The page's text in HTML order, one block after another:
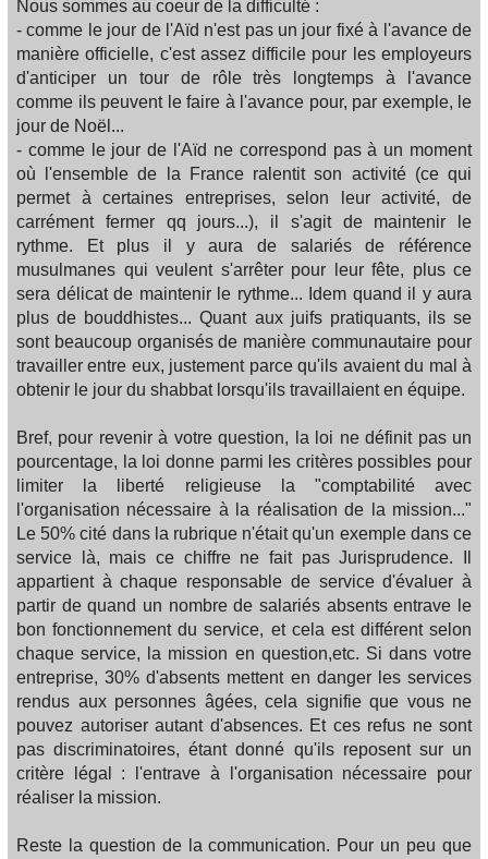
Nous sommes au coeur de la difficulté :
- comme le jour de l'Aïd n'est pas un jour fixé à l'avance de
manière officielle, c'est assez difficile pour les employeurs
d'anticiper un tour de rôle très longtemps à l'avance
comme ils peuvent le faire à l'avance pour, par exemple, le
jour de Noël...
- comme le jour de l'Aïd ne correspond pas à un moment
où l'ensemble de la France ralentit son activité (ce qui
permet à certaines entreprises, selon leur activité, de
carrément fermer qq jours...), il s'agit de maintenir le
rythme. Et plus il y aura de salariés de référence
musulmanes qui veulent s'arrêter pour leur fête, plus ce
sera délicat de maintenir le rythme... Idem quand il y aura
plus de bouddhistes... Quant aux juifs pratiquants, ils se
sont beaucoup organisés de manière communautaire pour
travailler entre eux, justement parce qu'ils avaient du mal à
obtenir le jour du shabbat lorsqu'ils travaillaient en équipe.
Bref, pour revenir à votre question, la loi ne définit pas un
pourcentage, la loi donne parmi les critères possibles pour
limiter la liberté religieuse la "comptabilité avec
l'organisation nécessaire à la réalisation de la mission..."
Le 50% cité dans la rubrique n'était qu'un exemple dans ce
service là, mais ce chiffre ne fait pas Jurisprudence. Il
appartient à chaque responsable de service d'évaluer à
partir de quand un nombre de salariés absents entrave le
bon fonctionnement du service, et cela est différent selon
chaque service, la mission en question,etc. Si dans votre
entreprise, 30% d'absents mettent en danger les services
rendus aux personnes âgées, cela signifie que vous ne
pouvez autoriser autant d'absences. Et ces refus ne sont
pas discriminatoires, étant donné qu'ils reposent sur un
critère légal : l'entrave à l'organisation nécessaire pour
réaliser la mission.
Reste la question de la communication. Pour un peu que